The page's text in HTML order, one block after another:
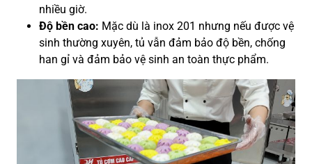
nhiều giờ.
Độ bền cao: Mặc dù là inox 201 nhưng nếu được vệ
sinh thường xuyên, tủ vẫn đảm bảo độ bền, chống
han gỉ và đảm bảo vệ sinh an toàn thực phẩm.